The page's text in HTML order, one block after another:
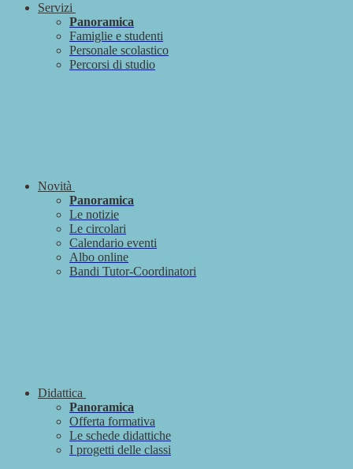
Servizi
Panoramica
Famiglie e studenti
Personale scolastico
Percorsi di studio
Novità
Panoramica
Le notizie
Le circolari
Calendario eventi
Albo online
Bandi Tutor-Coordinatori
Didattica
Panoramica
Offerta formativa
Le schede didattiche
I progetti delle classi